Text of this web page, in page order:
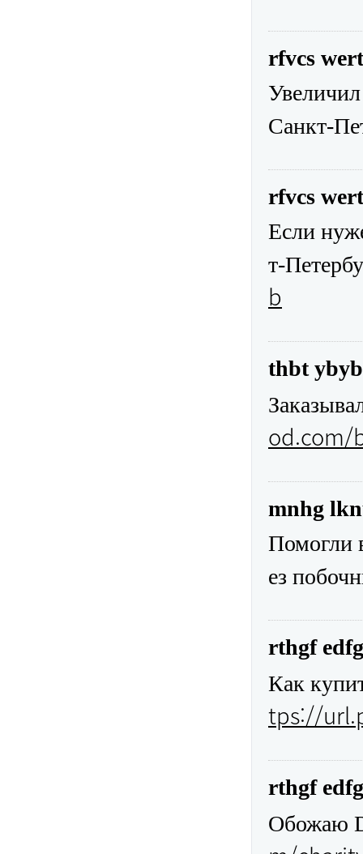
rfvcs
Санкт-
rfvcs
Если
т-
b
thbt ybyb
od.com/
mnhg
Помогли
ез
rthgf
Как
tps://
rthgf
Обожаю